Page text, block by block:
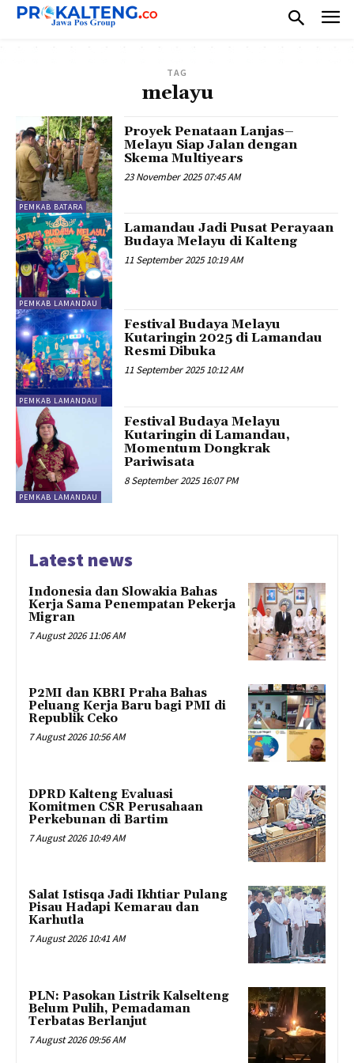
TAG
melayu
PEMKAB BATARA
Proyek Penataan Lanjas–
Melayu Siap Jalan dengan
Skema Multiyears
23 November 2025 07:45 AM
PEMKAB LAMANDAU
Lamandau Jadi Pusat Perayaan
Budaya Melayu di Kalteng
11 September 2025 10:19 AM
PEMKAB LAMANDAU
Festival Budaya Melayu
Kutaringin 2025 di Lamandau
Resmi Dibuka
11 September 2025 10:12 AM
PEMKAB LAMANDAU
Festival Budaya Melayu
Kutaringin di Lamandau,
Momentum Dongkrak
Pariwisata
8 September 2025 16:07 PM
Latest news
Indonesia dan Slowakia Bahas
Kerja Sama Penempatan Pekerja
Migran
7 August 2026 11:06 AM
P2MI dan KBRI Praha Bahas
Peluang Kerja Baru bagi PMI di
Republik Ceko
7 August 2026 10:56 AM
DPRD Kalteng Evaluasi
Komitmen CSR Perusahaan
Perkebunan di Bartim
7 August 2026 10:49 AM
Salat Istisqa Jadi Ikhtiar Pulang
Pisau Hadapi Kemarau dan
Karhutla
7 August 2026 10:41 AM
PLN: Pasokan Listrik Kalselteng
Belum Pulih, Pemadaman
Terbatas Berlanjut
7 August 2026 09:56 AM